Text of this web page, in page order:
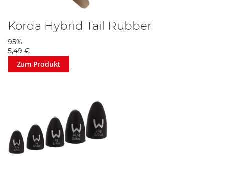
Korda Hybrid Tail Rubber
95%
5,49 €
Zum Produkt